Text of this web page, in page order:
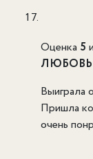
Оценка 5
ЛЮБОВЬ
Выиграла
Пришла
очень